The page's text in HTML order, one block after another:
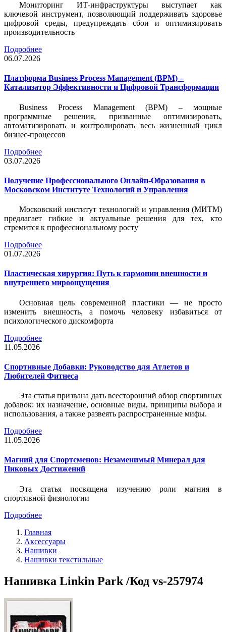
Мониторинг ИТ-инфраструктуры выступает как
ключевой инструмент, позволяющий поддерживать здоровье
цифровой среды, предупреждать сбои и оптимизировать
производительность
Подробнее
06.07.2026
Платформа Business Process Management (BPM) –
Катализатор Эффективности и Цифровой Трансформации
Business Process Management (BPM) – мощные
программные решения, призванные оптимизировать,
автоматизировать и контролировать весь жизненный цикл
бизнес-процессов
Подробнее
03.07.2026
Получение Профессионального Онлайн-Образования в
Московском Институте Технологий и Управления
Московский институт технологий и управления (МИТМ)
предлагает гибкие и актуальные решения для тех, кто
стремится к профессиональному росту
Подробнее
01.07.2026
Пластическая хирургия: Путь к гармонии внешности и
внутреннего мироощущения
Основная цель современной пластики — не просто
изменить внешность, а помочь человеку избавиться от
психологического дискомфорта
Подробнее
11.05.2026
Спортивные Добавки: Руководство для Атлетов и
Любителей Фитнеса
Эта статья призвана дать всесторонний обзор спортивных
добавок: их назначение, основные виды, принципы выбора и
использования, а также развеять распространенные мифы.
Подробнее
11.05.2026
Магний для Спортсменов: Незаменимый Минерал для
Пиковых Достижений
Эта статья посвящена изучению роли магния в
спортивной физиологии
Подробнее
Главная
Аксессуары
Нашивки
Нашивки текстильные
Нашивка Linkin Park /Код vs-257974